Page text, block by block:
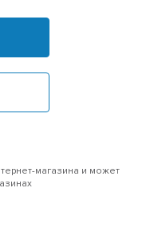
магазина и может